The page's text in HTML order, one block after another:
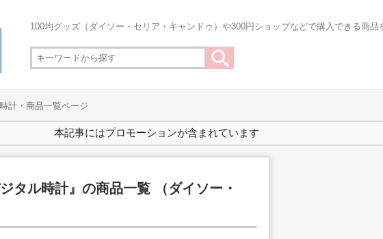
100均グッズ（ダイソー・セリア・キャンドゥ）や300円ショップなどで購入できる商品
計・商品一覧ページ
本記事にはプロモーションが含まれています
タル時計』の商品一覧 （ダイソー・